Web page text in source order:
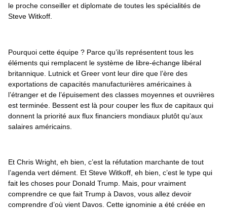
le proche conseiller et diplomate de toutes les spécialités de
Steve Witkoff.
Pourquoi cette équipe ? Parce qu’ils représentent tous les
éléments qui remplacent le système de libre-échange libéral
britannique. Lutnick et Greer vont leur dire que l’ère des
exportations de capacités manufacturières américaines à
l’étranger et de l’épuisement des classes moyennes et ouvrières
est terminée. Bessent est là pour couper les flux de capitaux qui
donnent la priorité aux flux financiers mondiaux plutôt qu’aux
salaires américains.
Et Chris Wright, eh bien, c’est la réfutation marchante de tout
l’agenda vert dément. Et Steve Witkoff, eh bien, c’est le type qui
fait les choses pour Donald Trump. Mais, pour vraiment
comprendre ce que fait Trump à Davos, vous allez devoir
comprendre d’où vient Davos. Cette ignominie a été créée en